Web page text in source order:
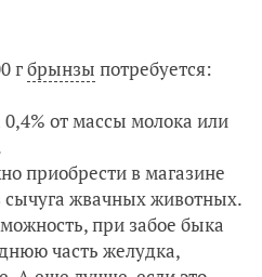
гбрынзы потребуется:
от массы молока или
приобрести в магазине
сычуга жвачных животных.
при забое быка
часть желудка,